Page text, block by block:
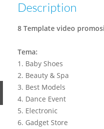
Description
8 Template video promosi
Tema:
1. Baby Shoes
2. Beauty & Spa
3. Best Models
4. Dance Event
5. Electronic
6. Gadget Store